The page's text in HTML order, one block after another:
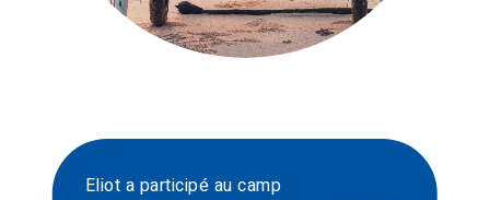
Eliot a participé au camp